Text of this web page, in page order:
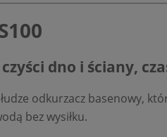
CENA NIE
dno i ściany,
odkurzacz basenowy,
bez wysiłku.